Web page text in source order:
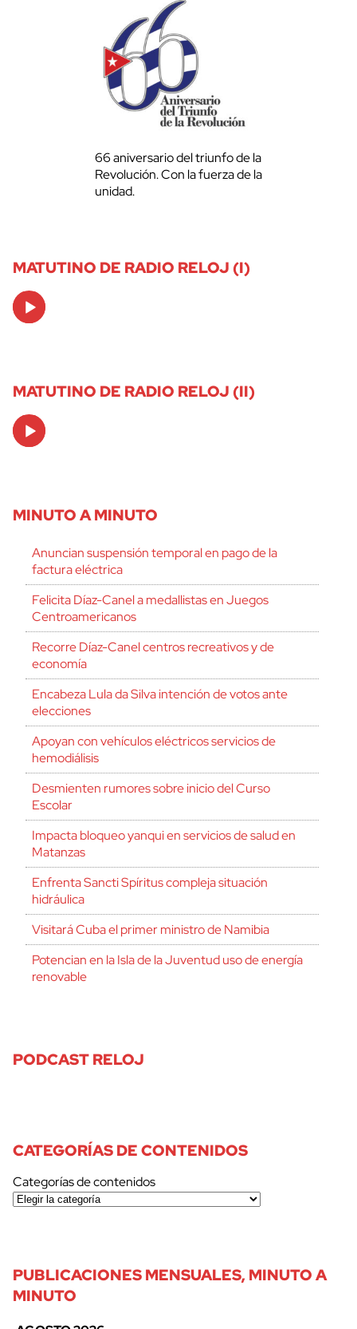
66 aniversario del triunfo de la
Revolución. Con la fuerza de la
unidad.
MATUTINO DE RADIO RELOJ (I)
Audio
Player
MATUTINO DE RADIO RELOJ (II)
Audio
Player
MINUTO A MINUTO
Anuncian suspensión temporal en pago de la
factura eléctrica
Felicita Díaz-Canel a medallistas en Juegos
Centroamericanos
Recorre Díaz-Canel centros recreativos y de
economía
Encabeza Lula da Silva intención de votos ante
elecciones
Apoyan con vehículos eléctricos servicios de
hemodiálisis
Desmienten rumores sobre inicio del Curso
Escolar
Impacta bloqueo yanqui en servicios de salud en
Matanzas
Enfrenta Sancti Spíritus compleja situación
hidráulica
Visitará Cuba el primer ministro de Namibia
Potencian en la Isla de la Juventud uso de energía
renovable
PODCAST RELOJ
CATEGORÍAS DE CONTENIDOS
Categorías de contenidos
PUBLICACIONES MENSUALES, MINUTO A
MINUTO